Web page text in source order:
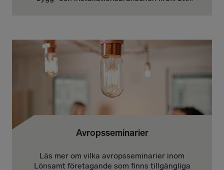
och digitalisering.
Avropsseminarier
Läs mer om vilka avropsseminarier inom
Lönsamt företagande som finns tillgängliga